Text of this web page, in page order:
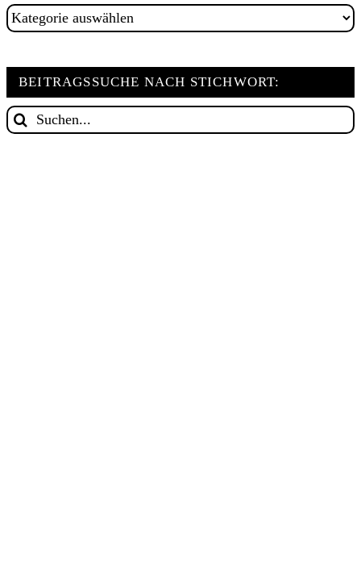
Beitragssuche
Kategorie
BEITRAGSSUCHE NACH STICHWORT:
Suche